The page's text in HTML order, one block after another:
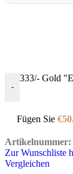
-
333/- Gold
Fügen Sie €
Artikelnummer:
Zur Wunschliste
Vergleichen